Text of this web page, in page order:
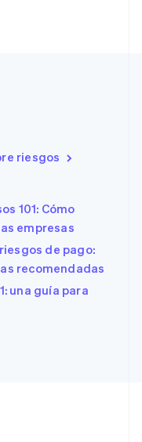
riesgos
101: Cómo
empresas
de pago:
recomendadas
una guía para